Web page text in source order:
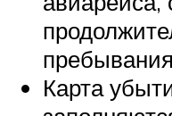
Карта